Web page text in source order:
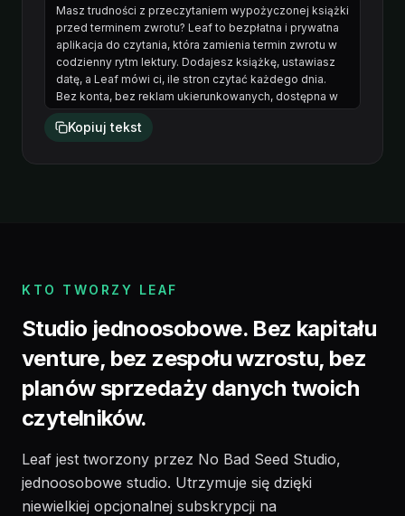
Kopiuj tekst
KTO TWORZY LEAF
Studio jednoosobowe. Bez kapitału
venture, bez zespołu wzrostu, bez
planów sprzedaży danych twoich
czytelników.
Leaf jest tworzony przez No Bad Seed Studio,
jednoosobowe studio. Utrzymuje się dzięki
niewielkiej opcjonalnej subskrypcji na